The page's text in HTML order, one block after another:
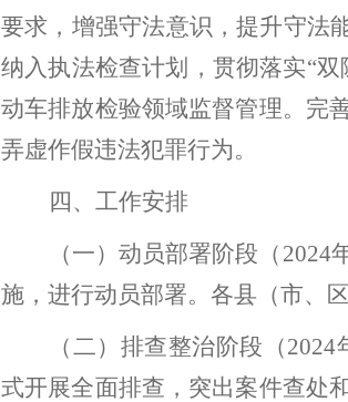
要求 ， 增强守法意识，提升守法
纳入执法检查计划 ， 贯彻落实“双
动车排放检验领域监督管理。完
弄虚作假违法犯罪行为。
四、工作安排
（一）动员部署阶段（ 2024
施 ， 进行动员部署。 各县（市、
（二）排查整治阶段（2024
式开展全面排查 ， 突出案件查处